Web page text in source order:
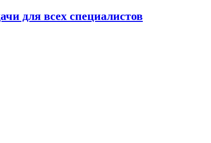
для всех специалистов